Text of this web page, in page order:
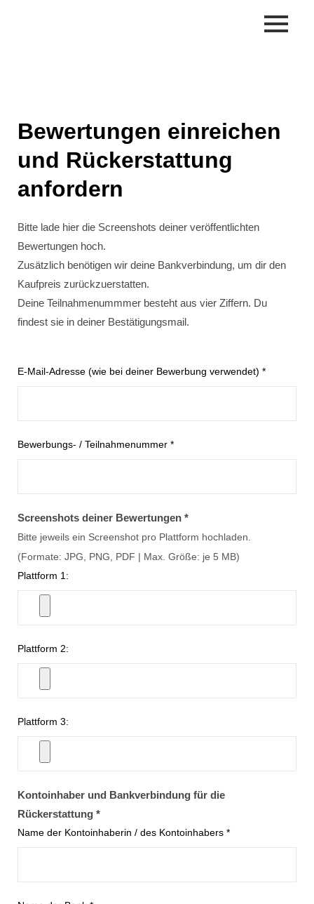
Bewertungen einreichen
und Rückerstattung
anfordern
Bitte lade hier die Screenshots deiner veröffentlichten
Bewertungen hoch.
Zusätzlich benötigen wir deine Bankverbindung, um dir den
Kaufpreis zurückzuerstatten.
Deine Teilnahmenummmer besteht aus vier Ziffern. Du
findest sie in deiner Bestätigungsmail.
E-Mail-Adresse (wie bei deiner Bewerbung verwendet) *
Bewerbungs- / Teilnahmenummer *
Screenshots deiner Bewertungen *
Bitte jeweils ein Screenshot pro Plattform hochladen.
(Formate: JPG, PNG, PDF | Max. Größe: je 5 MB)
Plattform 1:
Plattform 2:
Plattform 3:
Kontoinhaber und Bankverbindung für die
Rückerstattung *
Name der Kontoinhaberin / des Kontoinhabers *